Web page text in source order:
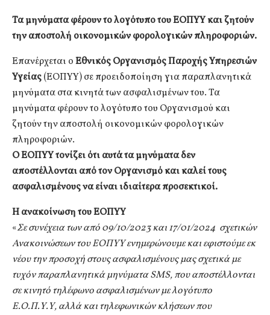
Τα μηνύματα φέρουν το λογότυπο του ΕΟΠΥΥ και ζητούν
την αποστολή οικονομικών φορολογικών πληροφοριών.
Επανέρχεται οΕθνικός Οργανισμός Παροχής Υπηρεσιών
Υγείας(ΕΟΠΥΥ) σε προειδοποίηση για παραπλανητικά
μηνύματα στα κινητά των ασφαλισμένων του. Τα
μηνύματα φέρουν το λογότυπο του Οργανισμού και
ζητούν την αποστολή οικονομικών φορολογικών
πληροφοριών.
Ο ΕΟΠΥΥ τονίζει ότι αυτά τα μηνύματα δεν
αποστέλλονται από τον Οργανισμό και καλεί τους
ασφαλισμένους να είναι ιδιαίτερα προσεκτικοί.
Η ανακοίνωση του ΕΟΠΥΥ
«Σε συνέχεια των από 09/10/2023 και 17/01/2024 σχετικών
Ανακοινώσεων του ΕΟΠΥΥ ενημερώνουμε και εφιστούμε εκ
νέου την προσοχή στους ασφαλισμένους μας σχετικά με
τυχόν παραπλανητικά μηνύματα SMS, που αποστέλλονται
σε κινητό τηλέφωνο ασφαλισμένων με λογότυπο
Ε.Ο.Π.Υ.Υ, αλλά και τηλεφωνικών κλήσεων που